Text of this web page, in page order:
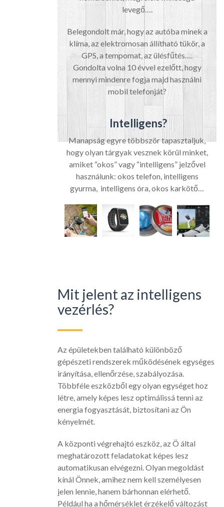
levegő….
Belegondolt már, hogy az autóba minek a
klíma, az elektromosan állítható tükör, a
GPS, a tempomat, az ülésfűtés….
Gondolta volna 10 évvel ezelőtt, hogy
mennyi mindenre fogja majd használni
mobil telefonját?
Intelligens?
Manapság egyre többször tapasztaljuk,
hogy olyan tárgyak vesznek körül minket,
amiket “okos” vagy “intelligens” jelzővel
használunk: okos telefon, intelligens
gyurma, intelligens óra, okos karkötő…
Mit jelent az intelligens
vezérlés?
Az épületekben található különböző
gépészeti rendszerek működésének egységes
irányítása, ellenőrzése, szabályozása.
Többféle eszközből egy olyan egységet hoz
létre, amely képes lesz optimálissá tenni az
energia fogyasztását, biztosítani az Ön
kényelmét.
A központi végrehajtó eszköz, az Ö által
meghatározott feladatokat képes lesz
automatikusan elvégezni. Olyan megoldást
kínál Önnek, amihez nem kell személyesen
jelen lennie, hanem bárhonnan elérhető.
Például ha a hőmérséklet érzékelő változást